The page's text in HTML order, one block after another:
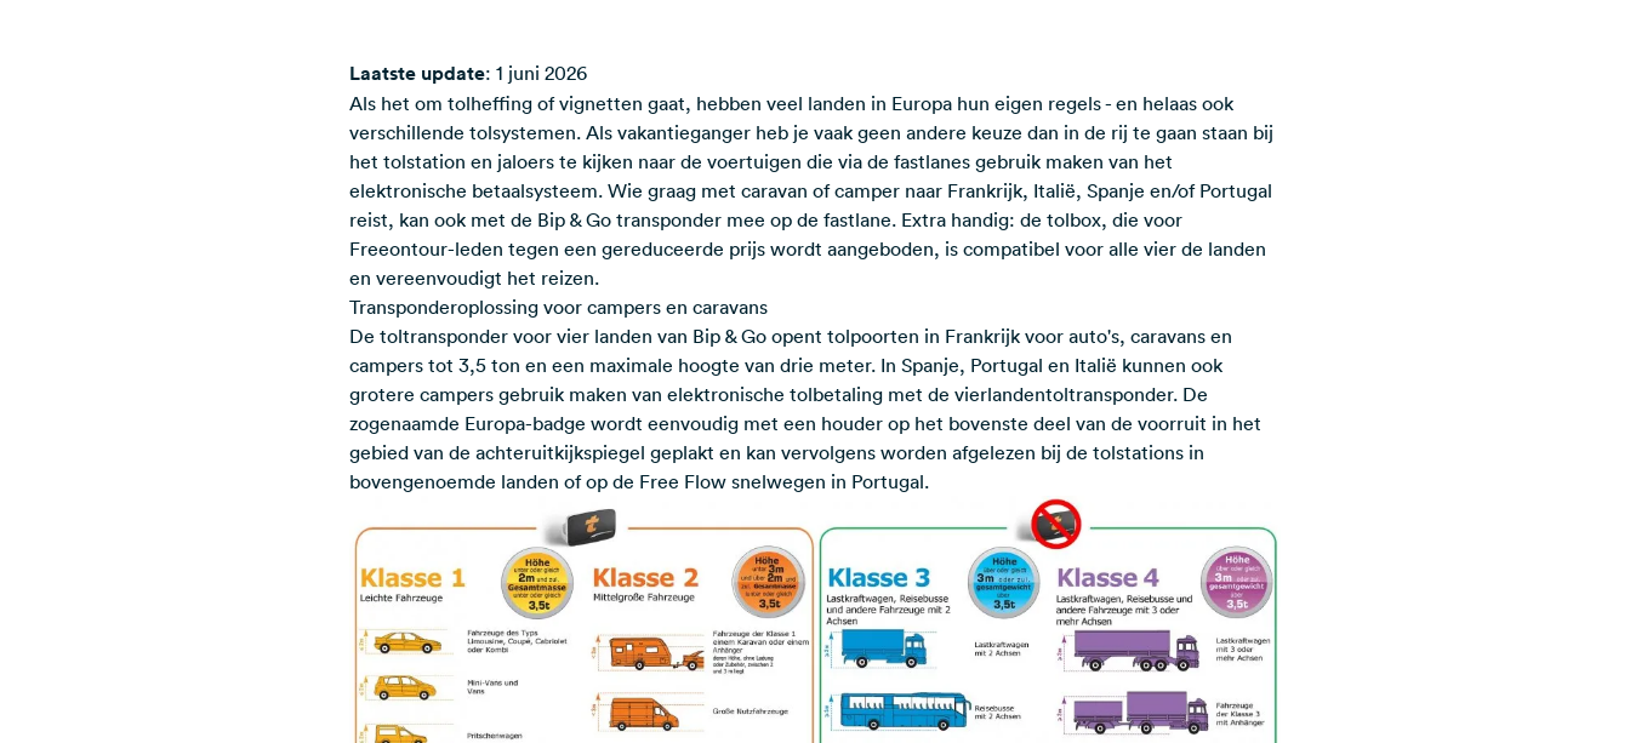
Laatste update: 1 juni 2026
Als het om tolheffing of vignetten gaat, hebben veel landen in Europa hun eigen regels - en helaas ook
verschillende tolsystemen. Als vakantieganger heb je vaak geen andere keuze dan in de rij te gaan staan bij
het tolstation en jaloers te kijken naar de voertuigen die via de fastlanes gebruik maken van het
elektronische betaalsysteem. Wie graag met caravan of camper naar Frankrijk, Italië, Spanje en/of Portugal
reist, kan ook met de Bip & Go transponder mee op de fastlane. Extra handig: de tolbox, die voor
Freeontour-leden tegen een gereduceerde prijs wordt aangeboden, is compatibel voor alle vier de landen
en vereenvoudigt het reizen.
Transponderoplossing voor campers en caravans
De toltransponder voor vier landen van Bip & Go opent tolpoorten in Frankrijk voor auto's, caravans en
campers tot 3,5 ton en een maximale hoogte van drie meter. In Spanje, Portugal en Italië kunnen ook
grotere campers gebruik maken van elektronische tolbetaling met de vierlandentoltransponder. De
zogenaamde Europa-badge wordt eenvoudig met een houder op het bovenste deel van de voorruit in het
gebied van de achteruitkijkspiegel geplakt en kan vervolgens worden afgelezen bij de tolstations in
bovengenoemde landen of op de Free Flow snelwegen in Portugal.